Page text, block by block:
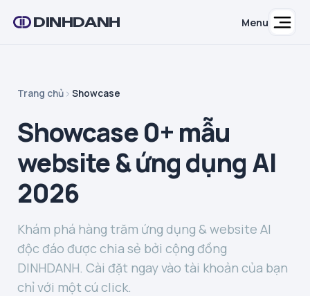
DINHDANH Menu
Trang chủ Showcase
Showcase 0+ mẫu
website & ứng dụng AI
2026
Khám phá hàng trăm ứng dụng & website AI
độc đáo được chia sẻ bởi cộng đồng
DINHDANH. Cài đặt ngay vào tài khoản của bạn
chỉ với một cú click.